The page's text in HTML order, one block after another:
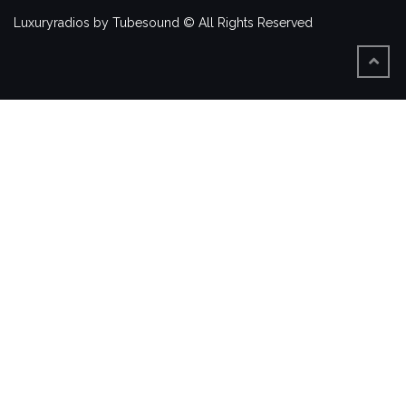
Luxuryradios by Tubesound © All Rights Reserved